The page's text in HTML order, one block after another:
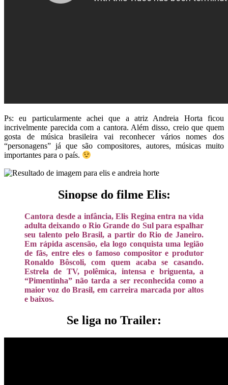
Ps: eu particularmente achei que a atriz Andreia Horta ficou
incrivelmente parecida com a cantora. Além disso, creio que quem
gosta de música brasileira vai reconhecer vários nomes dos
“personagens” já que são compositores, autores, músicas muito
importantes para o país.
Sinopse do filme Elis:
Cantora desde a infância, Elis Regina entra na vida
adulta deixando o Rio Grande do Sul para espalhar
seu talento pelo Brasil, a partir do Rio de Janeiro.
Em rápida ascensão, ela logo conquista uma legião
de fãs, entre eles o famoso compositor e produtor
Ronaldo Bôscoli, com quem acaba se casando.
Estrela de TV, polêmica, intensa e briguenta, a
“Pimentinha” não tarda a ser reconhecida como a
maior voz do Brasil, em carreira marcada por altos
e baixos.
Se liga no Trailer: